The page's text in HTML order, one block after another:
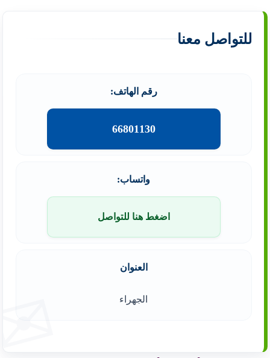
للتواصل معنا
رقم الهاتف:
66801130
واتساب:
اضغط هنا للتواصل
العنوان
الجهراء